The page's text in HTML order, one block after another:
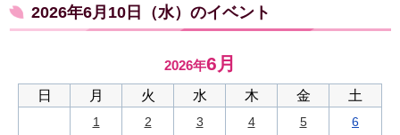
2026年6月10日（水）のイベント
2026年6月
日 月 火 水 木 金 土
1 2 3 4 5 6